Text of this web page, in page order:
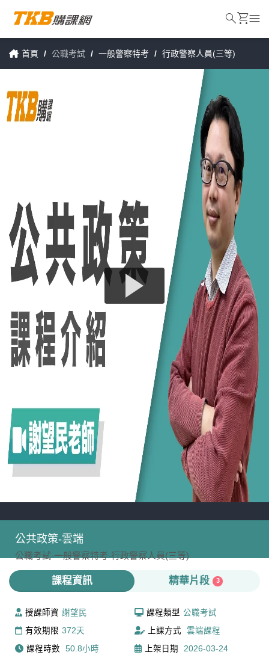
首頁 / 公職考試 / 一般警察特考 / 行政警察人員(三等)
公共政策-雲端
公職考試-一般警察特考-行政警察人員(三等)
課程資訊 精華片段 3
授課師資 謝望民 課程類型 公職考試
有效期限 372天 上課方式
雲端課程
課程時數
50.8小時 上架日期
2026-03-24
searchshopping_cartmenu